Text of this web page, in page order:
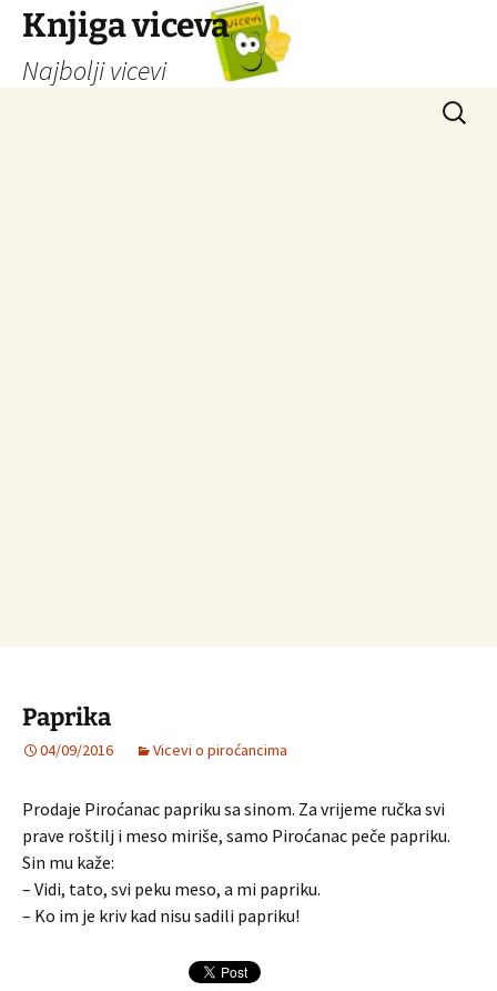
Knjiga viceva
Najbolji vicevi
Paprika
04/09/2016 Vicevi o piroćancima
Prodaje Piroćanac papriku sa sinom. Za vrijeme ručka svi
prave roštilj i meso miriše, samo Piroćanac peče papriku.
Sin mu kaže:
– Vidi, tato, svi peku meso, a mi papriku.
– Ko im je kriv kad nisu sadili papriku!